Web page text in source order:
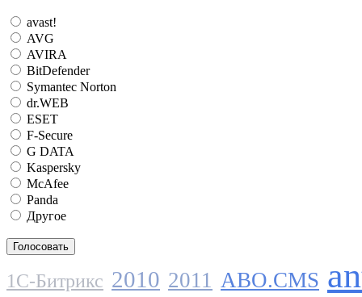
avast!
AVG
AVIRA
BitDefender
Symantec Norton
dr.WEB
ESET
F-Secure
G DATA
Kaspersky
McAfee
Panda
Другое
1C-Битрикс 2010 2011 ABO.CMS